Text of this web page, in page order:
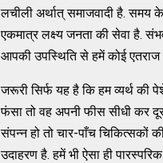
लचीली अर्थात् समाजवादी है. समय
एकमात्र लक्ष्य जनता की सेवा है.
आपकी उपस्थिति से हमें कोई
जरूरी सिर्फ यह है कि हम व्यर्थ की
फंसा तो वह अपनी फीस सीधी कर
संपन्न हो तो चार-पाँच चिकित्सकों
उदाहरण है. हमें भी ऐसा ही